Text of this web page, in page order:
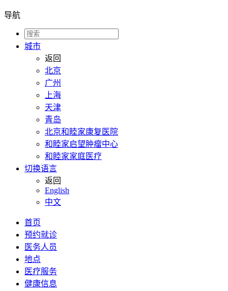
导航
城市
返回
北京
广州
上海
天津
青岛
北京和睦家康复医院
和睦家启望肿瘤中心
和睦家家庭医疗
切换语言
返回
English
中文
首页
预约就诊
医务人员
地点
医疗服务
健康信息